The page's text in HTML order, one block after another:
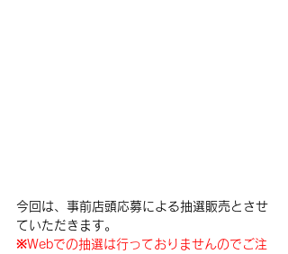
今回は、事前店頭応募による抽選販売とさせ
ていただきます。
※Webでの抽選は行っておりませんのでご注